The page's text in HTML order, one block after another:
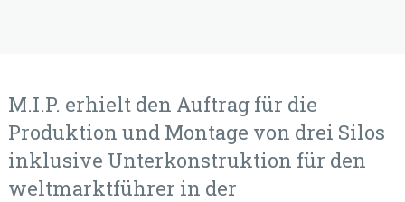
M.I.P. erhielt den Auftrag für die
Produktion und Montage von drei Silos
inklusive Unterkonstruktion für den
weltmarktführer in der